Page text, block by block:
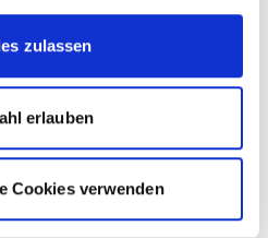
zulassen
erlauben
Cookies verwenden